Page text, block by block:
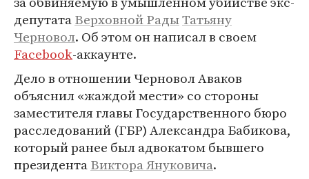
депутатаВерховной РадыТатьяну
Черновол. Об этом он написал в своем
Facebook-аккаунте.
Дело в отношении Черновол Аваков
объяснил «жаждой мести» со стороны
заместителя главы Государственного бюро
расследований (ГБР) Александра Бабикова,
который ранее был адвокатом бывшего
президентаВиктора Януковича.